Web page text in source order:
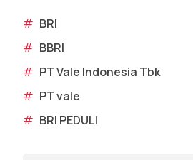
# BRI
# BBRI
# PT Vale Indonesia Tbk
# PT vale
# BRI PEDULI